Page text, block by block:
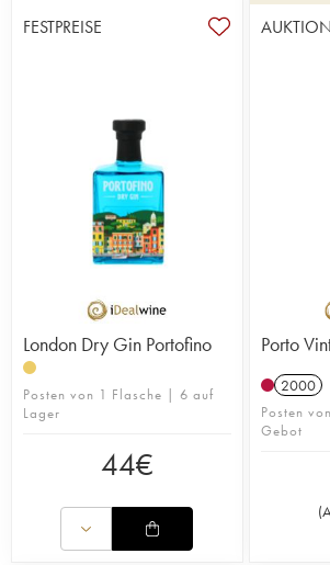
FESTPREISE
London Dry Gin Portofino
Posten von 1 Flasche | 6 auf
Lager
44€
AUKTION
Porto
2000
Posten
Gebot
(